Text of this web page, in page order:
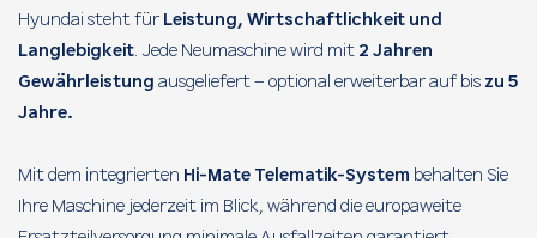
Hyundai steht für Leistung, Wirtschaftlichkeit und
Langlebigkeit . Jede Neumaschine wird mit 2 Jahren
Gewährleistung ausgeliefert – optional erweiterbar auf bis zu 5
Jahre.
Mit dem integrierten Hi-Mate Telematik-System behalten Sie
Ihre Maschine jederzeit im Blick, während die europaweite